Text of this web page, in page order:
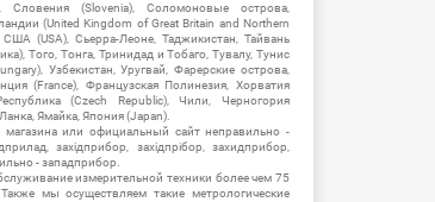
Словения (Slovenia), Соломоновые острова,
(United Kingdom of Great Britain and Northern
(USA), Сьерра-Леоне, Таджикистан, Тайвань
Того, Тонга, Тринидад и Тобаго, Тувалу, Тунис
Узбекистан, Уругвай, Фарерские острова,
(France), Французская Полинезия, Хорватия
(Czech Republic), Чили, Черногория
Ямайка, Япония (Japan).
или официальный сайт неправильно -
західприбор, західпрібор, захидприбор,
- западприбор.
измерительной техники более чем 75
мы осуществляем такие метрологические